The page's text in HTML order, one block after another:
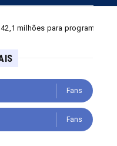
sociais MINAS
Fans
Fans